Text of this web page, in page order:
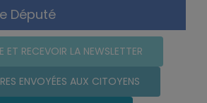
Député
ET RECEVOIR LA NEWSLETTER
ENVOYÉES AUX CITOYENS